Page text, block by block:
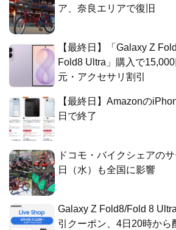
ア、奈良エリアで復旧
【最終日】「Galaxy Z
Fold8 Ultra」購入で
元・アクセサリ割引
【最終日】Amazonの
日で終了
ドコモ・バイクシェアの
日（水）も全国に影響
Galaxy Z Fold8/Fold 8
引クーポン、4日20時から